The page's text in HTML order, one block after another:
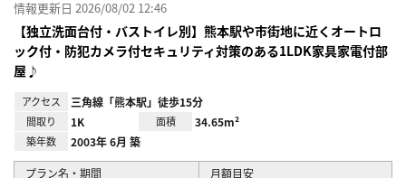
情報更新日 2026/08/02 12:46
【独立洗面台付・バストイレ別】熊本駅や市街地に近くオートロ
ック付・防犯カメラ付セキュリティ対策のある1LDK家具家電付部
屋♪
アクセス 三角線「熊本駅」徒歩15分
間取り 1K 面積 34.65m²
築年数 2003年 6月 築
プラン名・期間 月額目安